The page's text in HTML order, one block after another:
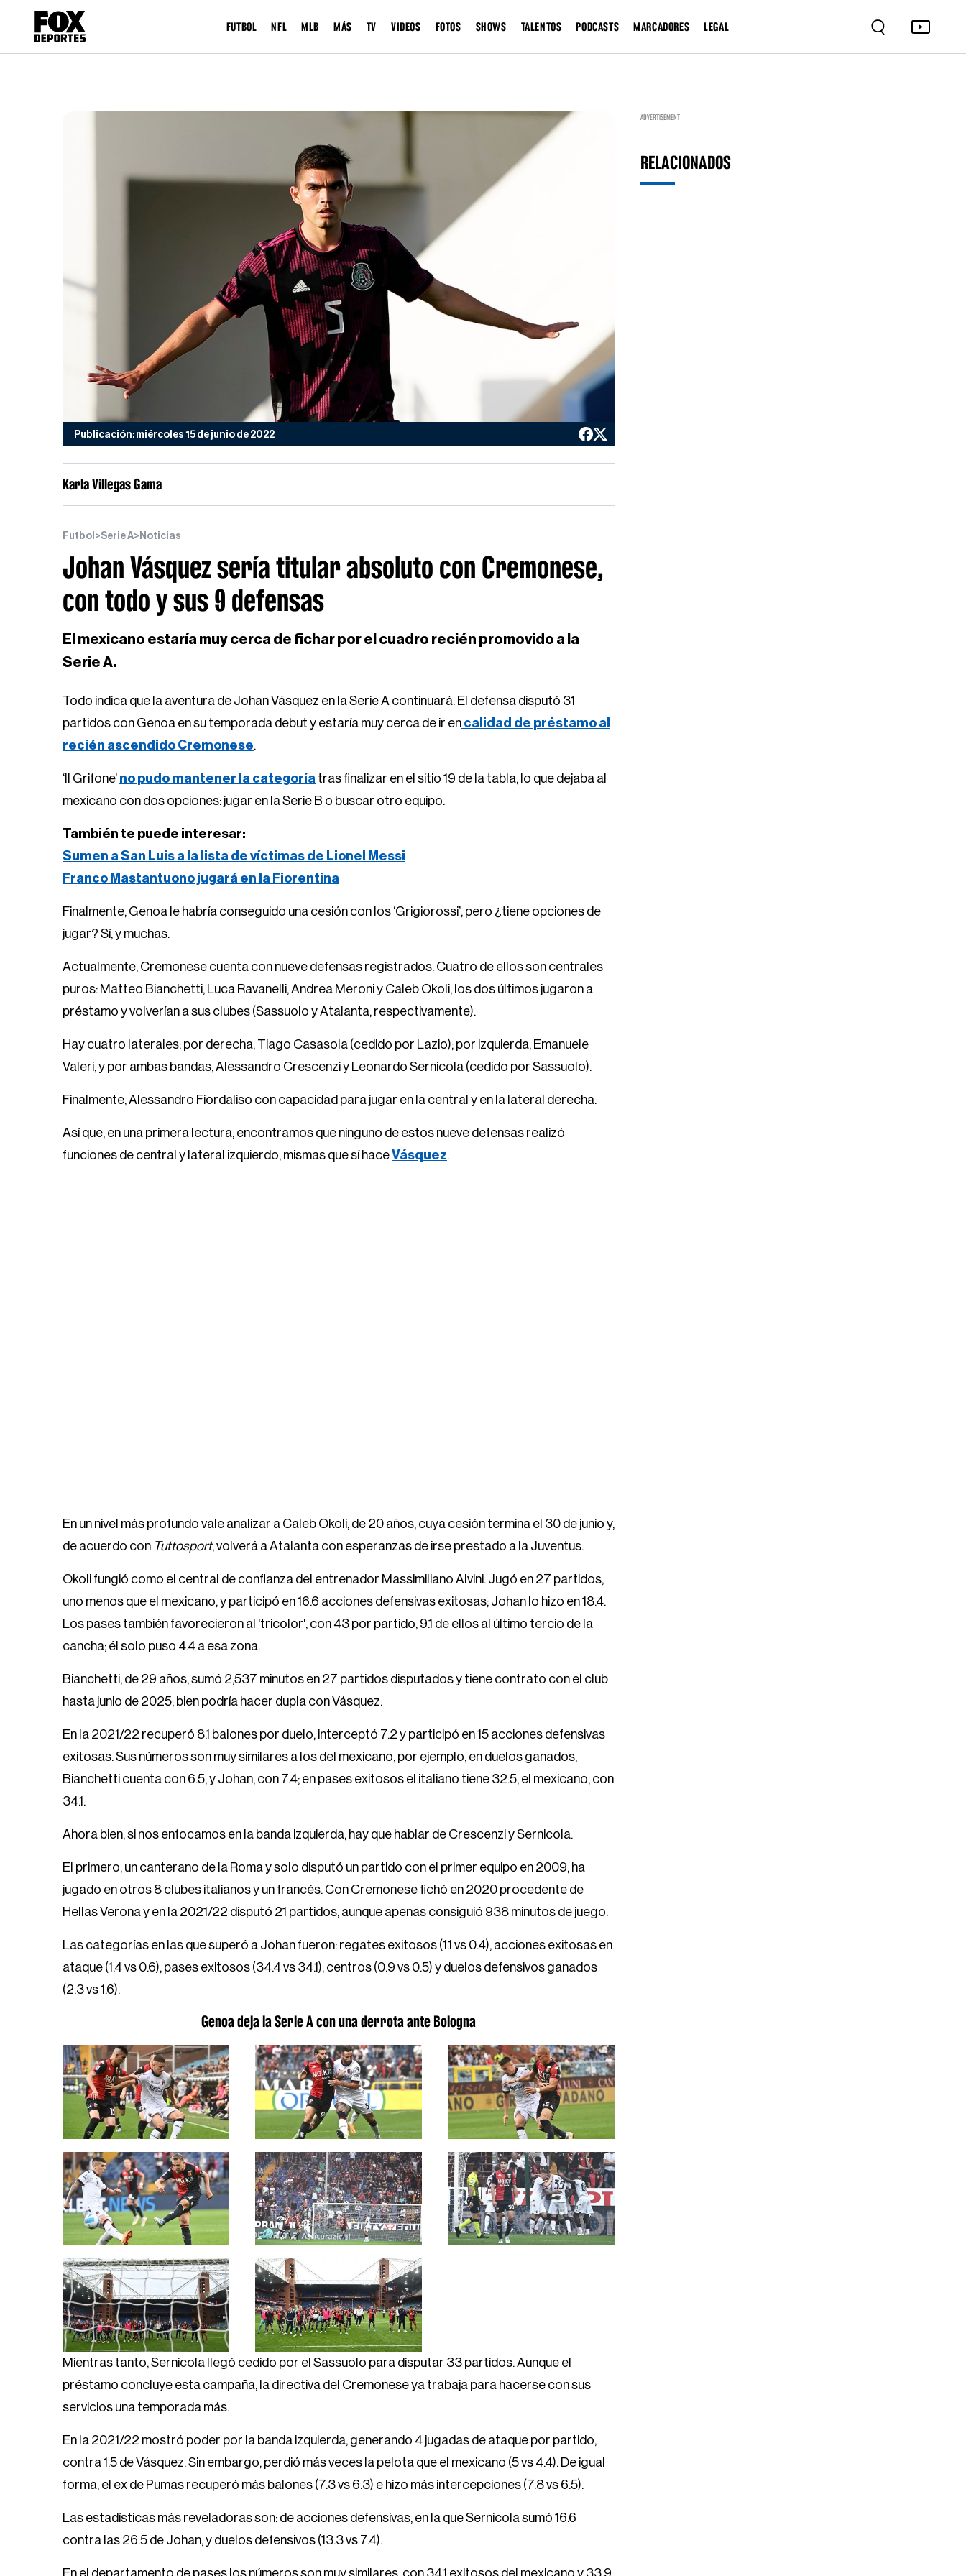
FUTBOL NFL MLB MÁS TV VIDEOS FOTOS SHOWS TALENTOS PODCASTS MARCADORES LEGAL
Publicación: miércoles 15 de junio de 2022
Karla Villegas Gama
Futbol >Serie A> Noticias
Johan Vásquez sería titular absoluto con Cremonese,
con todo y sus 9 defensas
El mexicano estaría muy cerca de fichar por el cuadro recién promovido a la
Serie A.
Todo indica que la aventura de Johan Vásquez en la Serie A continuará. El defensa disputó 31
partidos con Genoa en su temporada debut y estaría muy cerca de ir en calidad de préstamo al
recién ascendido Cremonese.
‘Il Grifone’ no pudo mantener la categoría tras finalizar en el sitio 19 de la tabla, lo que dejaba al
mexicano con dos opciones: jugar en la Serie B o buscar otro equipo.
También te puede interesar:
Sumen a San Luis a la lista de víctimas de Lionel Messi
Franco Mastantuono jugará en la Fiorentina
Finalmente, Genoa le habría conseguido una cesión con los ‘Grigiorossi’, pero ¿tiene opciones de
jugar? Sí, y muchas.
Actualmente, Cremonese cuenta con nueve defensas registrados. Cuatro de ellos son centrales
puros: Matteo Bianchetti, Luca Ravanelli, Andrea Meroni y Caleb Okoli, los dos últimos jugaron a
préstamo y volverían a sus clubes (Sassuolo y Atalanta, respectivamente).
Hay cuatro laterales: por derecha, Tiago Casasola (cedido por Lazio); por izquierda, Emanuele
Valeri, y por ambas bandas, Alessandro Crescenzi y Leonardo Sernicola (cedido por Sassuolo).
Finalmente, Alessandro Fiordaliso con capacidad para jugar en la central y en la lateral derecha.
Así que, en una primera lectura, encontramos que ninguno de estos nueve defensas realizó
funciones de central y lateral izquierdo, mismas que sí haceVásquez.
En un nivel más profundo vale analizar a Caleb Okoli, de 20 años, cuya cesión termina el 30 de junio y,
de acuerdo con Tuttosport, volverá a Atalanta con esperanzas de irse prestado a la Juventus.
Okoli fungió como el central de confianza del entrenador Massimiliano Alvini. Jugó en 27 partidos,
uno menos que el mexicano, y participó en 16.6 acciones defensivas exitosas; Johan lo hizo en 18.4.
Los pases también favorecieron al 'tricolor', con 43 por partido, 9.1 de ellos al último tercio de la
cancha; él solo puso 4.4 a esa zona.
Bianchetti, de 29 años, sumó 2,537 minutos en 27 partidos disputados y tiene contrato con el club
hasta junio de 2025; bien podría hacer dupla con Vásquez.
En la 2021/22 recuperó 8.1 balones por duelo, interceptó 7.2 y participó en 15 acciones defensivas
exitosas. Sus números son muy similares a los del mexicano, por ejemplo, en duelos ganados,
Bianchetti cuenta con 6.5, y Johan, con 7.4; en pases exitosos el italiano tiene 32.5, el mexicano, con
34.1.
Ahora bien, si nos enfocamos en la banda izquierda, hay que hablar de Crescenzi y Sernicola.
El primero, un canterano de la Roma y solo disputó un partido con el primer equipo en 2009, ha
jugado en otros 8 clubes italianos y un francés. Con Cremonese fichó en 2020 procedente de
Hellas Verona y en la 2021/22 disputó 21 partidos, aunque apenas consiguió 938 minutos de juego.
Las categorías en las que superó a Johan fueron: regates exitosos (1.1 vs 0.4), acciones exitosas en
ataque (1.4 vs 0.6), pases exitosos (34.4 vs 34.1), centros (0.9 vs 0.5) y duelos defensivos ganados
(2.3 vs 1.6).
Genoa deja la Serie A con una derrota ante Bologna
Mientras tanto, Sernicola llegó cedido por el Sassuolo para disputar 33 partidos. Aunque el
préstamo concluye esta campaña, la directiva del Cremonese ya trabaja para hacerse con sus
servicios una temporada más.
En la 2021/22 mostró poder por la banda izquierda, generando 4 jugadas de ataque por partido,
contra 1.5 de Vásquez. Sin embargo, perdió más veces la pelota que el mexicano (5 vs 4.4). De igual
forma, el ex de Pumas recuperó más balones (7.3 vs 6.3) e hizo más intercepciones (7.8 vs 6.5).
Las estadísticas más reveladoras son: de acciones defensivas, en la que Sernicola sumó 16.6
contra las 26.5 de Johan, y duelos defensivos (13.3 vs 7.4).
En el departamento de pases los números son muy similares, con 34.1 exitosos del mexicano y 33.9
ADVERTISEMENT
RELACIONADOS